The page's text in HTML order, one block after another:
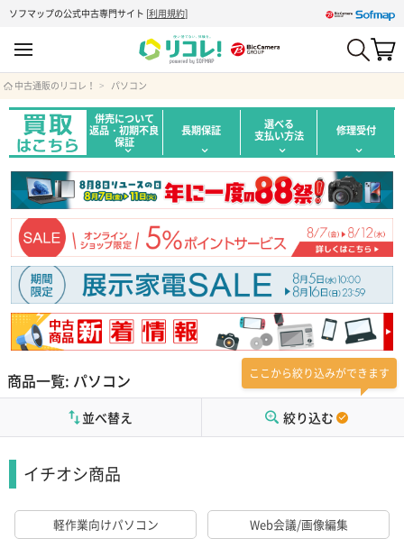
ソフマップの公式中古専門サイト [利用規約]
中古通販のリコレ！ パソコン
併売について
返品・初期不良
保証
長期保証 選べる
支払い方法 修理受付
商品一覧: パソコン ここから絞り込みができます
絞り込む
並べ替え
イチオシ商品
軽作業向けパソコン Web会議/画像編集